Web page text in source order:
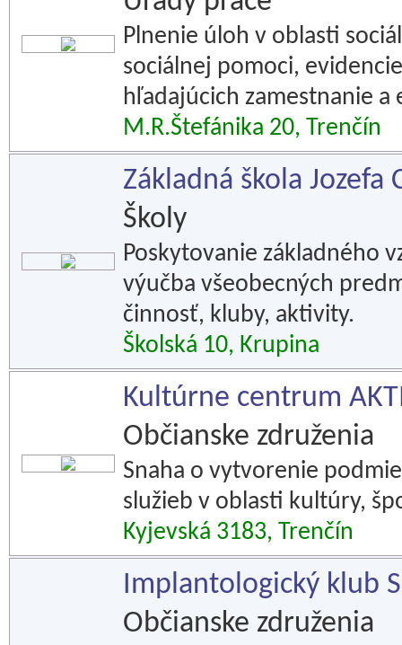
Plnenie úloh v oblasti
sociálnej pomoci,
hľadajúcich zamestnanie
M.R.Štefánika 20, Trenčín
Základná škola Jozefa
Školy
Poskytovanie základného
výučba všeobecných
činnosť, kluby, aktivity.
Školská 10, Krupina
Kultúrne centrum
Občianske združenia
Snaha o vytvorenie
služieb v oblasti kultúry,
Kyjevská 3183, Trenčín
Implantologický klub
Občianske združenia